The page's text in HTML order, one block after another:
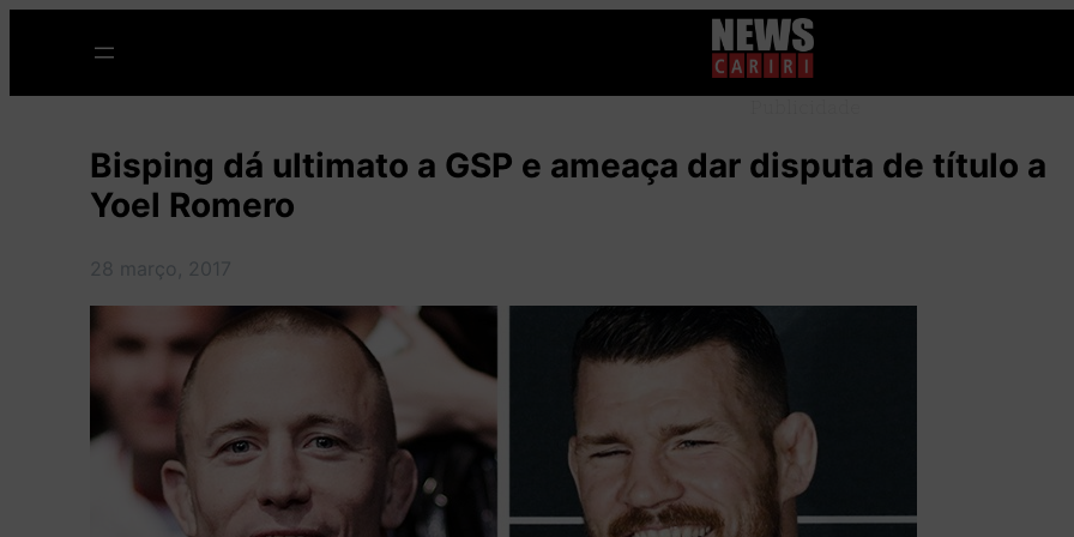
o
Bisping dá ultimato a GSP e ameaça dar disputa de título a
Yoel Romero
28 março, 2017